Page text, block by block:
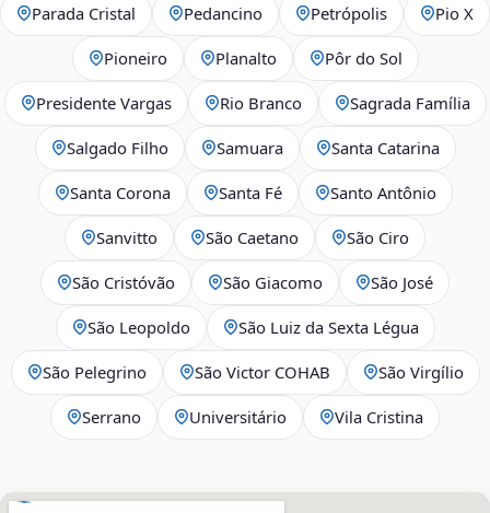
Parada Cristal Pedancino Petrópolis Pio X
Pioneiro Planalto Pôr do Sol
Presidente Vargas Rio Branco Sagrada Família
Salgado Filho Samuara Santa Catarina
Santa Corona Santa Fé Santo Antônio
Sanvitto São Caetano São Ciro
São Cristóvão São Giacomo São José
São Leopoldo São Luiz da Sexta Légua
São Pelegrino São Victor COHAB São Virgílio
Serrano Universitário Vila Cristina